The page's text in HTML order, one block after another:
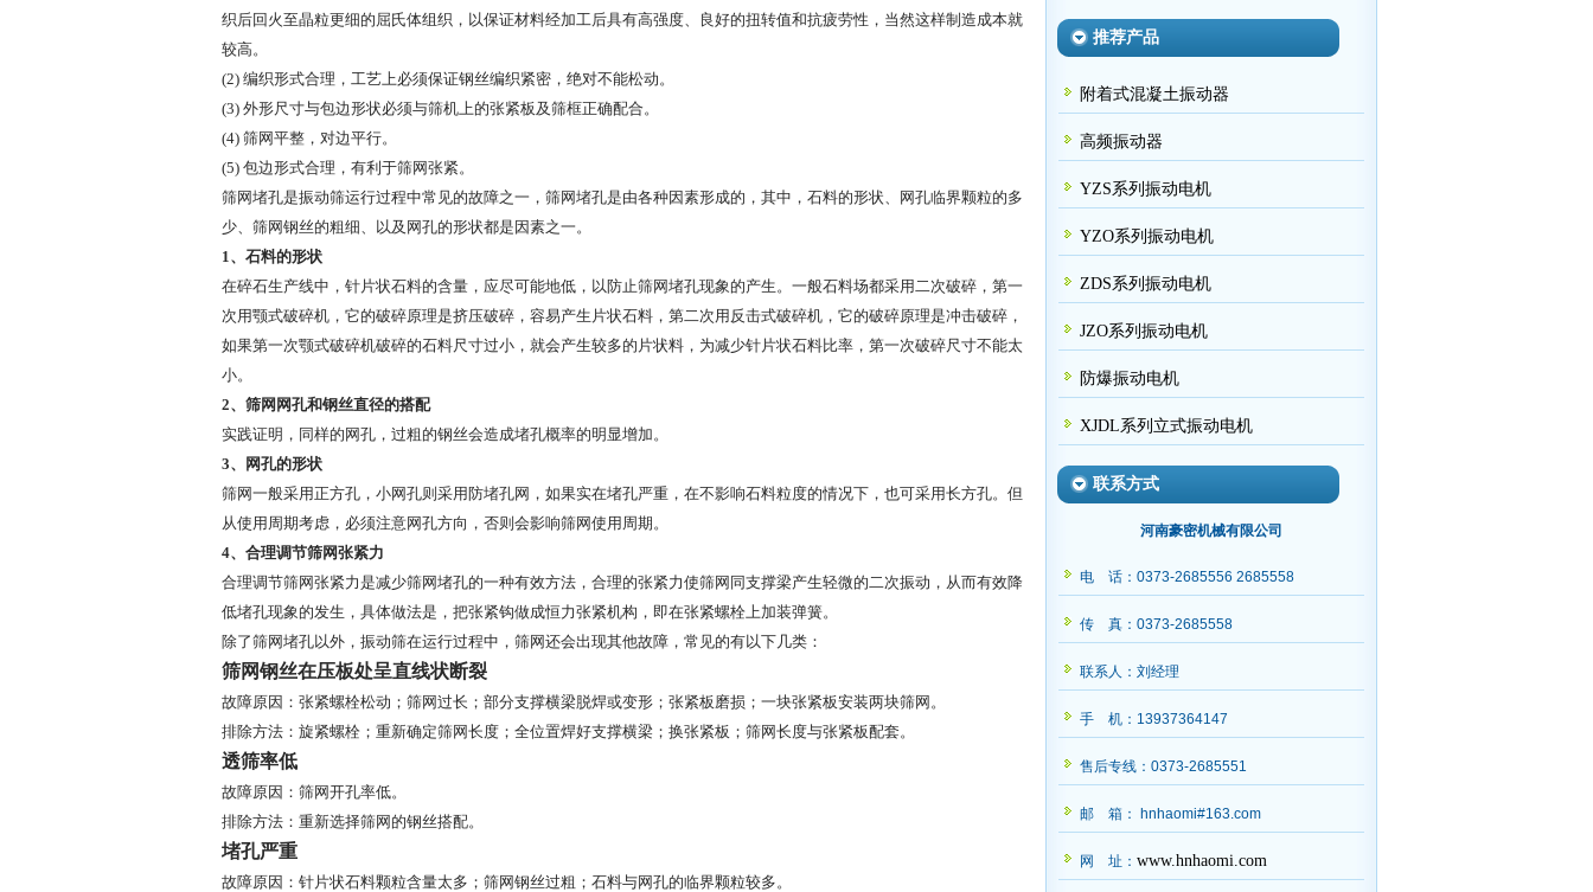
织后回火至晶粒更细的屈氏体组织，以保证材料经加工后具有高强度、良好的扭转值和抗疲劳性，当然这样制造成本就
较高。
(2) 编织形式合理，工艺上必须保证钢丝编织紧密，绝对不能松动。
(3) 外形尺寸与包边形状必须与筛机上的张紧板及筛框正确配合。
(4) 筛网平整，对边平行。
(5) 包边形式合理，有利于筛网张紧。
筛网堵孔是振动筛运行过程中常见的故障之一，筛网堵孔是由各种因素形成的，其中，石料的形状、网孔临界颗粒的多
少、筛网钢丝的粗细、以及网孔的形状都是因素之一。
1、石料的形状
在碎石生产线中，针片状石料的含量，应尽可能地低，以防止筛网堵孔现象的产生。一般石料场都采用二次破碎，第一
次用颚式破碎机，它的破碎原理是挤压破碎，容易产生片状石料，第二次用反击式破碎机，它的破碎原理是冲击破碎，
如果第一次颚式破碎机破碎的石料尺寸过小，就会产生较多的片状料，为减少针片状石料比率，第一次破碎尺寸不能太
小。
2、筛网网孔和钢丝直径的搭配
实践证明，同样的网孔，过粗的钢丝会造成堵孔概率的明显增加。
3、网孔的形状
筛网一般采用正方孔，小网孔则采用防堵孔网，如果实在堵孔严重，在不影响石料粒度的情况下，也可采用长方孔。但
从使用周期考虑，必须注意网孔方向，否则会影响筛网使用周期。
4、合理调节筛网张紧力
合理调节筛网张紧力是减少筛网堵孔的一种有效方法，合理的张紧力使筛网同支撑梁产生轻微的二次振动，从而有效降
低堵孔现象的发生，具体做法是，把张紧钩做成恒力张紧机构，即在张紧螺栓上加装弹簧。
除了筛网堵孔以外，振动筛在运行过程中，筛网还会出现其他故障，常见的有以下几类：
筛网钢丝在压板处呈直线状断裂
故障原因： 张紧螺栓松动； 筛网过长； 部分支撑横梁脱焊或变形； 张紧板磨损； 一块张紧板安装两块筛网。
排除方法： 旋紧螺栓； 重新确定筛网长度； 全位置焊好支撑横梁； 换张紧板； 筛网长度与张紧板配套。
透筛率低
故障原因： 筛网开孔率低。
排除方法： 重新选择筛网的钢丝搭配。
堵孔严重
故障原因： 针片状石料颗粒含量太多； 筛网钢丝过粗； 石料与网孔的临界颗粒较多。
推荐产品
附着式混凝土振动器
高频振动器
YZS系列振动电机
YZO系列振动电机
ZDS系列振动电机
JZO系列振动电机
防爆振动电机
XJDL系列立式振动电机
联系方式
河南豪密机械有限公司
电 话：0373-2685556 2685558
传 真：0373-2685558
联系人：刘经理
手 机：13937364147
售后专线：0373-2685551
邮 箱： hnhaomi#163.com
网 址： www.hnhaomi.com